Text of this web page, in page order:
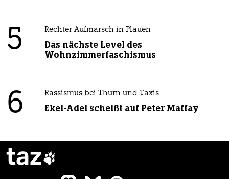
5 Rechter Aufmarsch in Plauen
Das nächste Level des
Wohnzimmerfaschismus
6 Rassismus bei Thurn und Taxis
Ekel-Adel scheißt auf Peter Maffay
taz